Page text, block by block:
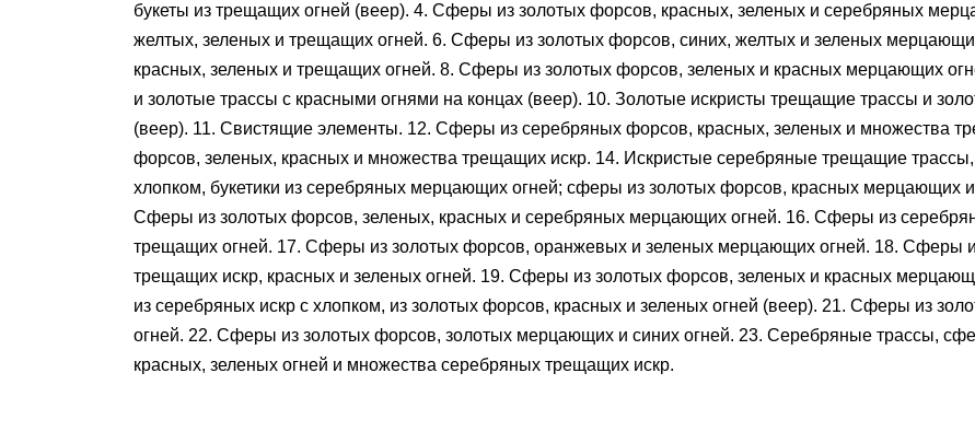
букеты из трещащих огней (веер). 4. Сферы из золотых форсов, красных, зеленых и серебряных
желтых, зеленых и трещащих огней. 6. Сферы из золотых форсов, синих, желтых и зеленых
красных, зеленых и трещащих огней. 8. Сферы из золотых форсов, зеленых и красных мерцающих
и золотые трассы с красными огнями на концах (веер). 10. Золотые искристы трещащие трассы и
(веер). 11. Свистящие элементы. 12. Сферы из серебряных форсов, красных, зеленых и множества
форсов, зеленых, красных и множества трещащих искр. 14. Искристые серебряные трещащие
хлопком, букетики из серебряных мерцающих огней; сферы из золотых форсов, красных мерцающих
Сферы из золотых форсов, зеленых, красных и серебряных мерцающих огней. 16. Сферы из
трещащих огней. 17. Сферы из золотых форсов, оранжевых и зеленых мерцающих огней. 18. Сферы
трещащих искр, красных и зеленых огней. 19. Сферы из золотых форсов, зеленых и красных
из серебряных искр с хлопком, из золотых форсов, красных и зеленых огней (веер). 21. Сферы из
огней. 22. Сферы из золотых форсов, золотых мерцающих и синих огней. 23. Серебряные трассы,
красных, зеленых огней и множества серебряных трещащих искр.